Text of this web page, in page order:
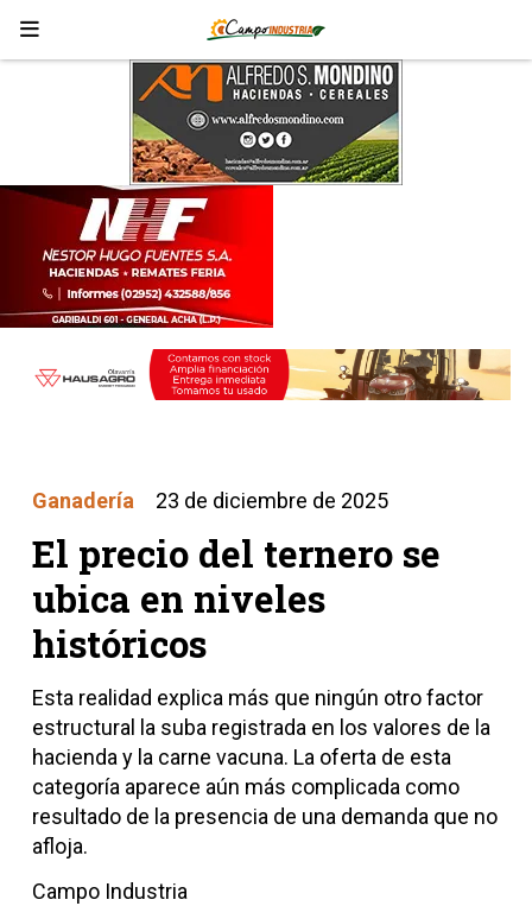
El precio del ternero se
ubica en niveles
históricos
Esta realidad explica más que ningún otro factor
estructural la suba registrada en los valores de la
hacienda y la carne vacuna. La oferta de esta
categoría aparece aún más complicada como
resultado de la presencia de una demanda que no
afloja.
Ganadería 23 de diciembre de 2025
Campo Industria